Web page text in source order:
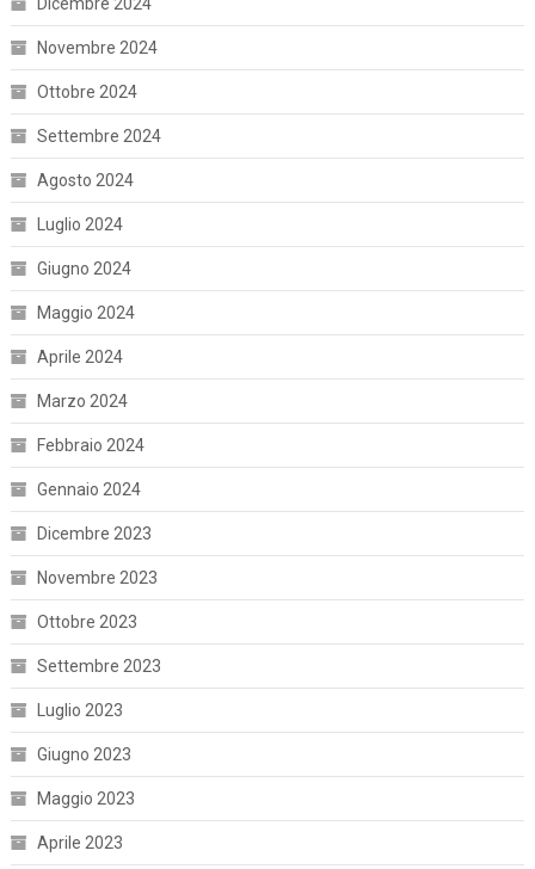
Novembre 2024
Ottobre 2024
Settembre 2024
Agosto 2024
Luglio 2024
Giugno 2024
Maggio 2024
Aprile 2024
Marzo 2024
Febbraio 2024
Gennaio 2024
Dicembre 2023
Novembre 2023
Ottobre 2023
Settembre 2023
Luglio 2023
Giugno 2023
Maggio 2023
Aprile 2023